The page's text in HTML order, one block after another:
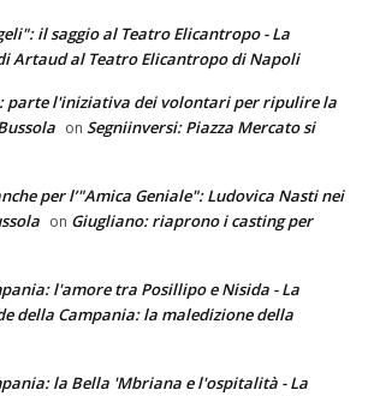
il saggio al Teatro Elicantropo - La
Artaud al Teatro Elicantropo di Napoli
parte l'iniziativa dei volontari per ripulire la
on Segniinversi: Piazza Mercato si
per l’"Amica Geniale": Ludovica Nasti nei
on Giugliano: riaprono i casting per
l'amore tra Posillipo e Nisida - La
della Campania: la maledizione della
la Bella 'Mbriana e l'ospitalità - La